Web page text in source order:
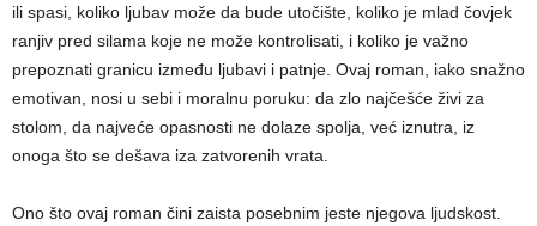
ili spasi, koliko ljubav može da bude utočište, koliko je mlad čovjek
ranjiv pred silama koje ne može kontrolisati, i koliko je važno
prepoznati granicu između ljubavi i patnje. Ovaj roman, iako snažno
emotivan, nosi u sebi i moralnu poruku: da zlo najčešće živi za
stolom, da najveće opasnosti ne dolaze spolja, već iznutra, iz
onoga što se dešava iza zatvorenih vrata.
Ono što ovaj roman čini zaista posebnim jeste njegova ljudskost.